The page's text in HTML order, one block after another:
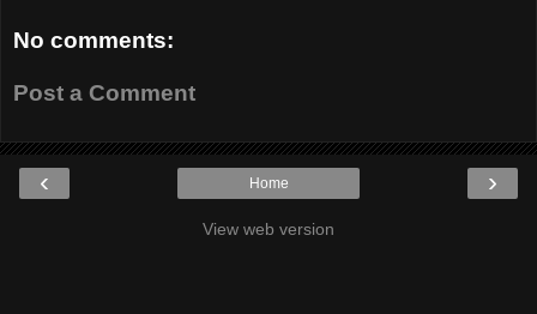
No comments:
Post a Comment
‹ ›
Home
View web version